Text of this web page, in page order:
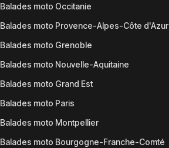
Balades moto Occitanie
Balades moto Provence-Alpes-Côte d'Azur
Balades moto Grenoble
Balades moto Nouvelle-Aquitaine
Balades moto Grand Est
Balades moto Paris
Balades moto Montpellier
Balades moto Bourgogne-Franche-Comté